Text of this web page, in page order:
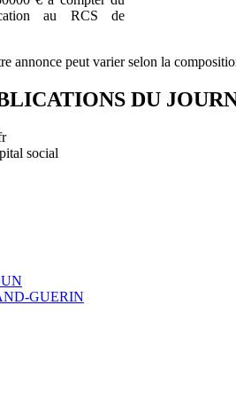
au RCS de
annonce peut varier selon la
DU
social
GUERIN